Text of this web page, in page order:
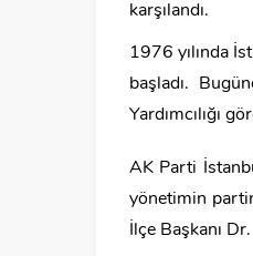
karşılandı.
1976 yılında
başladı.
Yardımcılığı
AK Parti
yönetimin
İlçe Başkanı